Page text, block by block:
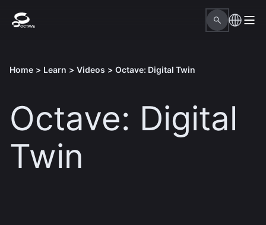
Home > Learn > Videos > Octave: Digital Twin
Octave: Digital
Twin